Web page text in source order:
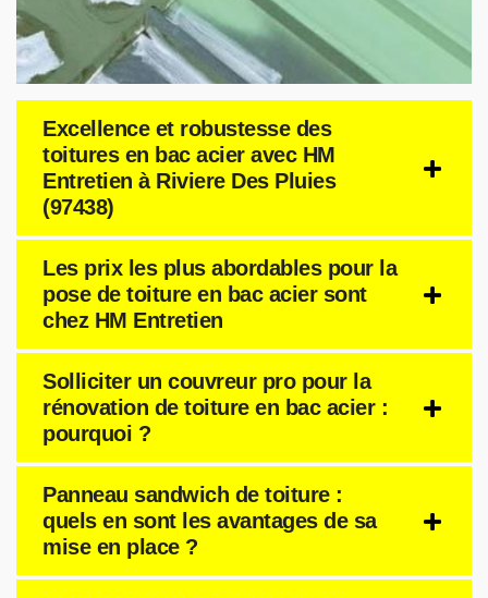
Excellence et robustesse des
toitures en bac acier avec HM
Entretien à Riviere Des Pluies
(97438)
Les prix les plus abordables pour la
pose de toiture en bac acier sont
chez HM Entretien
Solliciter un couvreur pro pour la
rénovation de toiture en bac acier :
pourquoi ?
Panneau sandwich de toiture :
quels en sont les avantages de sa
mise en place ?